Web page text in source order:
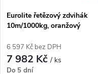
Eurolite řetězový zdvihák
10m/1000kg, oranžový
6 597 Kč bez DPH
7 982 Kč/ ks
Do 5 dní